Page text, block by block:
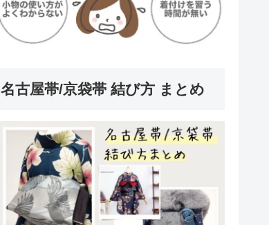
名古屋帯/京袋帯 結び方 まとめ